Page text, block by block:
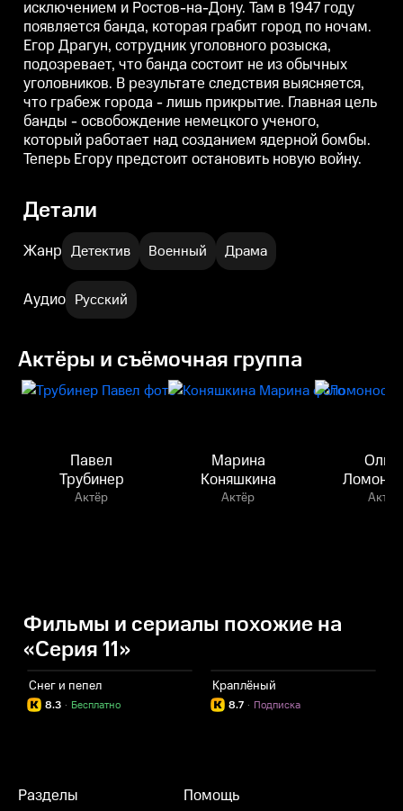
банды - освобождение
немецкого ученого, который
работает над созданием
ядерной бомбы. Теперь Егору
предстоит остановить новую
войну.
банды - освобождение
немецкого ученого, который
работает над созданием
ядерной бомбы. Теперь Егору
предстоит остановить новую
войну.
исключением и Ростов-на-Дону. Там в 1947 году
появляется банда, которая грабит город по ночам.
Егор Драгун, сотрудник уголовного розыска,
подозревает, что банда состоит не из обычных
уголовников. В результате следствия выясняется,
что грабеж города - лишь прикрытие. Главная цель
банды - освобождение немецкого ученого,
который работает над созданием ядерной бомбы.
Теперь Егору предстоит остановить новую войну.
Детали
Жанр Детектив Военный Драма
Аудио Русский
Актёры и съёмочная группа
Павел
Трубинер
Актёр
Марина
Коняшкина
Актёр Актёр
Фильмы и сериалы похожие на
«Серия 11»
Снег и пепел
8.3 Бесплатно
·
Краплёный
8.7 Подписка
·
Разделы Помощь